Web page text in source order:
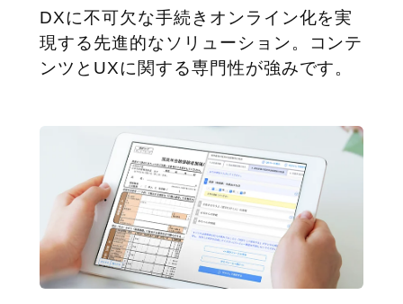
DXに不可欠な手続きオンライン化を実
現する先進的なソリューション。コンテ
ンツとUXに関する専門性が強みです。